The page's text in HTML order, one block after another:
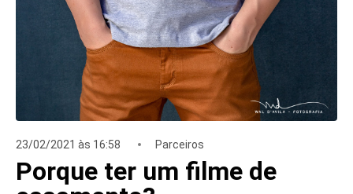
23/02/2021 às 16:58 Parceiros
Porque ter um filme de